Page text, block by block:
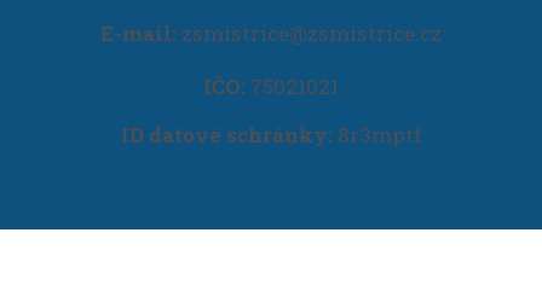
E-mail: zsmistrice@zsmistrice.cz
IČO: 75021021
ID datové schránky:8r3mptf